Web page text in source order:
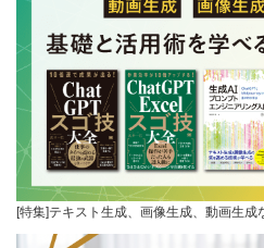
[特集]テキスト生成、画像生成、動画生